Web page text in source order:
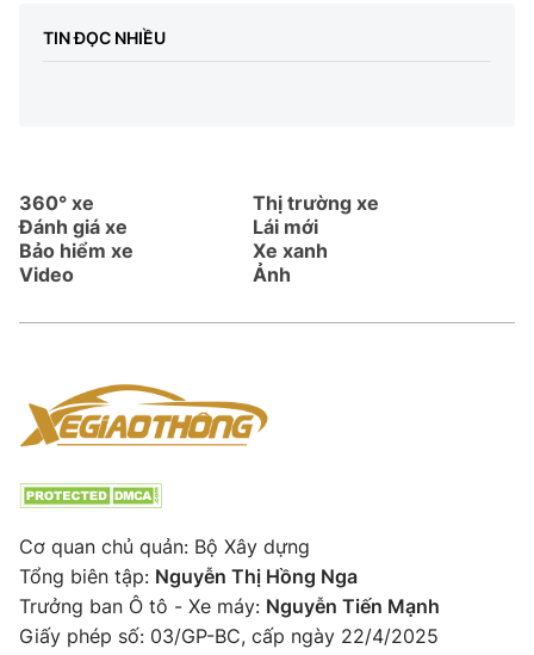
TIN ĐỌC NHIỀU
360° xe
Thị trường xe
Đánh giá xe
Lái mới
Bảo hiểm xe
Xe xanh
Video
Ảnh
Cơ quan chủ quản: Bộ Xây dựng
Tổng biên tập: Nguyễn Thị Hồng Nga
Trưởng ban Ô tô - Xe máy: Nguyễn Tiến Mạnh
Giấy phép số: 03/GP-BC, cấp ngày 22/4/2025